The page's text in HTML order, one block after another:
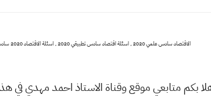
الاقتصاد سادس علمي 2020 , اسئلة اقتصاد سادس تطبيقي 2020 , اسئلة الاقتصاد 2020 سادس علمي تطبيقي نصف السنة , نماذج مهمة اسئلة الاقتصاد 2020 سادس علمي تطبيقي نصف السنة , جديد جدا اسئلة الاقتصاد 2020 سادس علمي تطبيقي نصف السنة
بكم متابعي موقع وقناة الاستاذ احمد مهدي في